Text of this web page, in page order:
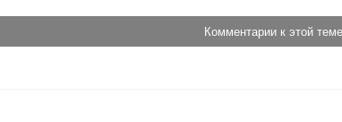
Комментарии к этой